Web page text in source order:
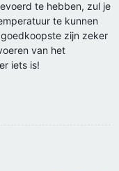
te hebben, zul je
te kunnen
zijn zeker
van het
iets is!